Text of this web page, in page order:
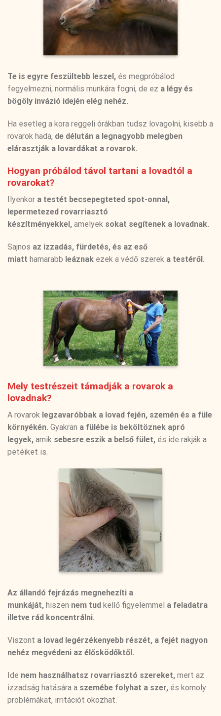
Te is egyre feszültebb leszel, és megpróbálod
fegyelmezni, normális munkára fogni, de ez a légy és
bögöly invázió idején elég nehéz.
Ha esetleg a kora reggeli órákban tudsz lovagolni, kisebb a
rovarok hada, de délután a legnagyobb melegben
elárasztják a lovardákat a rovarok.
Hogyan próbálod távol tartani a lovadtól a
rovarokat?
Ilyenkor a testét becsepegteted spot-onnal,
lepermetezed rovarriasztó
készítményekkel, amelyek sokat segítenek a lovadnak.
Sajnos az izzadás, fürdetés, és az eső
miatt hamarabb leáznak ezek a védő szerek a testéről.
Mely testrészeit támadják a rovarok a
lovadnak?
A rovarok legzavaróbbak a lovad fején, szemén és a füle
környékén. Gyakran a fülébe is beköltöznek apró
legyek, amik sebesre eszik a belső fület, és ide rakják a
petéiket is.
Az állandó fejrázás megnehezíti a
munkáját, hiszen nem tud kellő figyelemmel a feladatra
illetve rád koncentrálni.
Viszont a lovad legérzékenyebb részét, a fejét nagyon
nehéz megvédeni az élősködőktől.
Ide nem használhatsz rovarriasztó szereket, mert az
izzadság hatására a szemébe folyhat a szer, és komoly
problémákat, irritációt okozhat.